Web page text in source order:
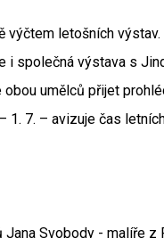
výčtem letošních
i společná výstava s
umělců přijet
1. 7. – avizuje čas
Svobody - malíře z